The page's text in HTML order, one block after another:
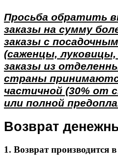
Просьба обратить
заказы на сумму
заказы с
(саженцы,
заказы из
страны
частичной (30% от
или полной
Возврат
1. Возврат производится